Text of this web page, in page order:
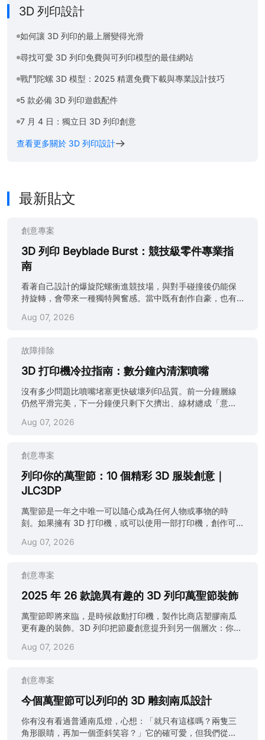
3D 列印設計
如何讓 3D 列印的最上層變得光滑
尋找可愛 3D 列印免費與可列印模型的最佳網站
戰鬥陀螺 3D 模型：2025 精選免費下載與專業設計技巧
5 款必備 3D 列印遊戲配件
7 月 4 日：獨立日 3D 列印創意
查看更多關於 3D 列印設計
最新貼文
創意專案
3D 列印 Beyblade Burst：競技級零件專業指
南
看著自己設計的爆旋陀螺衝進競技場，與對手碰撞後仍能保
持旋轉，會帶來一種獨特興奮感。當中既有創作自豪，也有
部分人只會尋找一個免費下載的 Beyblade Burst 3D 模型，
作完整的 3D 列印 Beyblade Burst GT、DB（Dynamite
Battle）及 Sparking 配置，各自採用不同的平衡方法、重量
調整及幾何修改。過去只是「列印後旋轉」，現在則演變成
流動。 更方便的是，你毋須成為 CAD 專家也能開始。網上
有大量模型資源；如果希望省卻設備設定並取得專業級列
印，亦可選擇 JLC3DP 等服務。有人追求接近競技用途的性
能，也有人只想製作外形誇張、進場時極具氣勢的作品。兩
屬高速旋轉物件，零件一旦破裂可能飛出。只應在完整封
持距離，並由成人監督兒童。切勿向人、動物、牆壁或其他
未受保護表面發射，也不要使用尖銳接觸邊緣或可......
Aug 07, 2026
故障排除
3D 打印機冷拉指南：數分鐘內清潔噴嘴
沒有多少問題比噴嘴堵塞更快破壞列印品質。前一分鐘層線
仍然平滑完美，下一分鐘便只剩下欠擠出、線材纏成「意
用花數小時排查；一個簡單方法可能已經足夠：冷拉法
3D 列印冷拉法，它其實是清除噴嘴碎屑、燒焦線材及微小堵
塞最簡單而有效的方法之一，而且毋須拆開打印機。整個過
程通常只需約五至十分鐘；操作正確時，可以令擠出狀態恢
復穩定與精準。 本指南會逐步說明3D 打印機冷拉清潔的運
作方式，並提供適用於 Prusa、Bambu Lab 及 Creality 等常
見打印機的實用提示。無論正在處理持續欠擠出，還是只想
獲得更整潔銳利的成品，這項技巧都值得加入日常保養程
原型測試至精密生產零件。如果希望完全省卻故障排查，也
法？ （來源：Reddit） 3D 打印機冷拉法是一種簡單的噴嘴
清潔技巧，用於移除堵塞物、燒焦殘留物及舊線材。簡單來
說，它就像在毋須拆卸零件的情況下，為熱端進行深......
Aug 07, 2026
創意專案
列印你的萬聖節：10 個精彩 3D 服裝創意｜
JLC3DP
萬聖節是一年之中唯一可以隨心成為任何人物或事物的時
刻。如果擁有 3D 打印機，或可以使用一部打印機，創作可
如列印一件客製化、細節豐富而且更酷的作品。 （圖片由 AI
萬聖節服裝創意，以及如何設計、列印並完成專業級面具。
我們亦會說明在哪裏尋找優質免費檔案，以及哪些 3D 列印
道具真正能令整套服裝更完整。 如果沒有打印機，或沒有時
我們的快速高品質 3D 列印服務每件低至 0.30 美元起，客製
化道具或面具可直接送到你手上，毋須處理噴嘴堵塞或列印
失敗。 如果已有 3D 模型設計，可以把模型上載至
JLC3DP，並獲得 5 美元優惠券。設計如獲選展示，下單時
帶來靈感。 3D 列印萬聖節服裝適合你嗎？ （圖片由 AI 整合
印萬聖節服裝是否真的適合你？ 先從優點說起。透過萬聖節
Aug 07, 2026
創意專案
2025 年 26 款詭異有趣的 3D 列印萬聖節裝飾
萬聖節即將來臨，是時候啟動打印機，製作比商店塑膠南瓜
更有趣的裝飾。3D 列印把節慶創意提升到另一個層次：你可
又帶點優雅的骷髏頭碗。 （圖片由 AI 整合生成） 3D 列印萬
無論想走可愛、恐怖，還是徹底詛咒般的風格，都可按照理
想氣氛自由創作。即使做錯了，也只需重新列印。沒有人會
批評你，畢竟萬聖節本來就應該帶點混亂。 本文整理了
成後又足以令人留下深刻印象。部分只需數小時，另一些可
能要通宵列印，但每一款都值得投入線材。 如果打印機狀態
Aug 07, 2026
創意專案
今個萬聖節可以列印的 3D 雕刻南瓜設計
你有沒有看過普通南瓜燈，心想：「就只有這樣嗎？兩隻三
角形眼睛，再加一個歪斜笑容？」它的確可愛，但我們從